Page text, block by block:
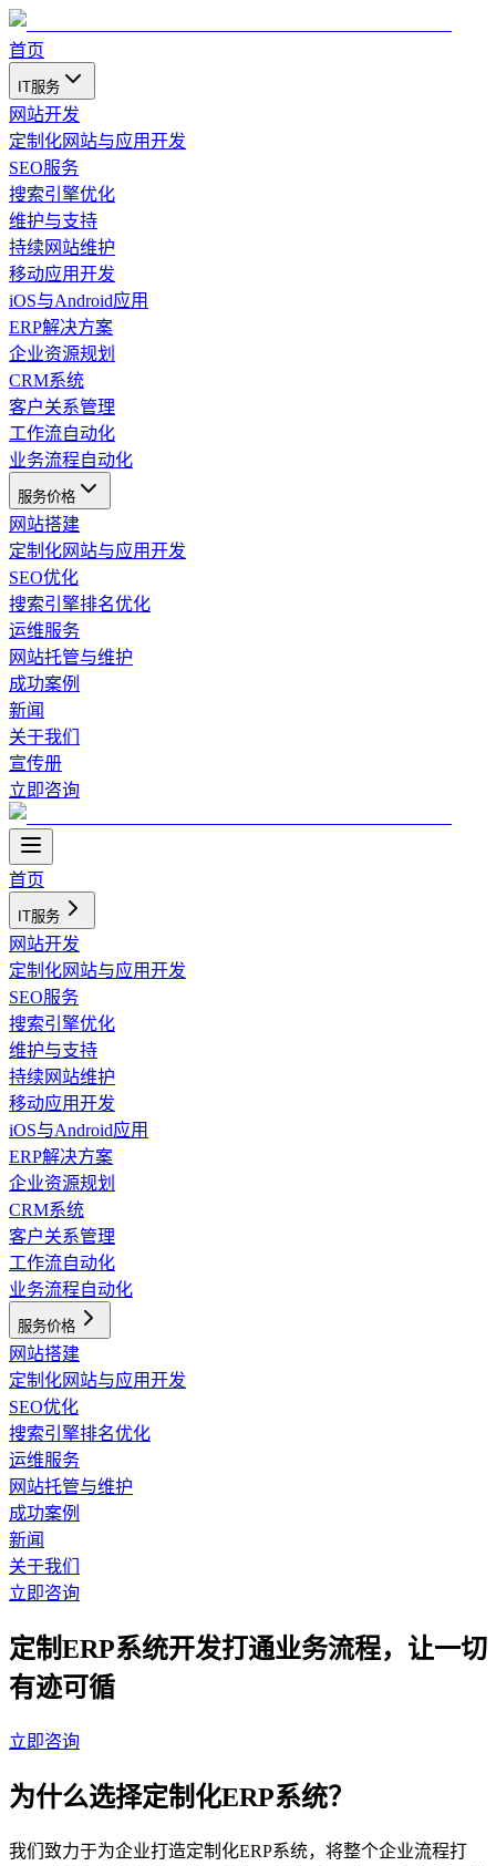
首页
IT服务
网站开发
定制化网站与应用开发
SEO服务
搜索引擎优化
维护与支持
持续网站维护
移动应用开发
iOS与Android应用
ERP解决方案
企业资源规划
CRM系统
客户关系管理
工作流自动化
业务流程自动化
服务价格
网站搭建
定制化网站与应用开发
SEO优化
搜索引擎排名优化
运维服务
网站托管与维护
成功案例
新闻
关于我们
宣传册
立即咨询
首页
IT服务
网站开发
定制化网站与应用开发
SEO服务
搜索引擎优化
维护与支持
持续网站维护
移动应用开发
iOS与Android应用
ERP解决方案
企业资源规划
CRM系统
客户关系管理
工作流自动化
业务流程自动化
服务价格
网站搭建
定制化网站与应用开发
SEO优化
搜索引擎排名优化
运维服务
网站托管与维护
成功案例
新闻
关于我们
立即咨询
定制ERP系统开发打通业务流程，让一切
有迹可循
立即咨询
为什么选择定制化ERP系统？
我们致力于为企业打造定制化ERP系统，将整个企业流程打